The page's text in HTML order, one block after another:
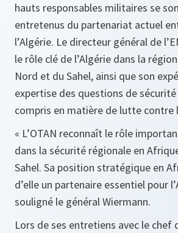
hauts responsables militaires se
entretenus du partenariat actuel
l’Algérie. Le directeur général de
le rôle clé de l’Algérie dans la
Nord et du Sahel, ainsi que son
expertise des questions de
compris en matière de lutte contre
« L’OTAN reconnaît le rôle
dans la sécurité régionale en
Sahel. Sa position stratégique en
d’elle un partenaire essentiel pour
souligné le général Wiermann.
Lors de ses entretiens avec le